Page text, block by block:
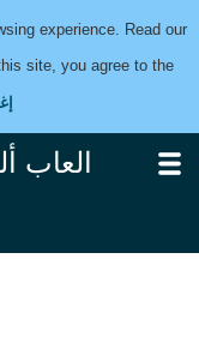
experience. Read our
site, you agree to the
العاب